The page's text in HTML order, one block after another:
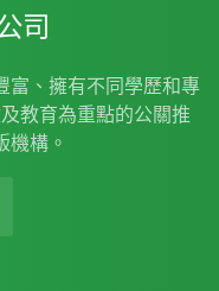
司
富、擁有不同學歷和專
教育為重點的公關推
機構。